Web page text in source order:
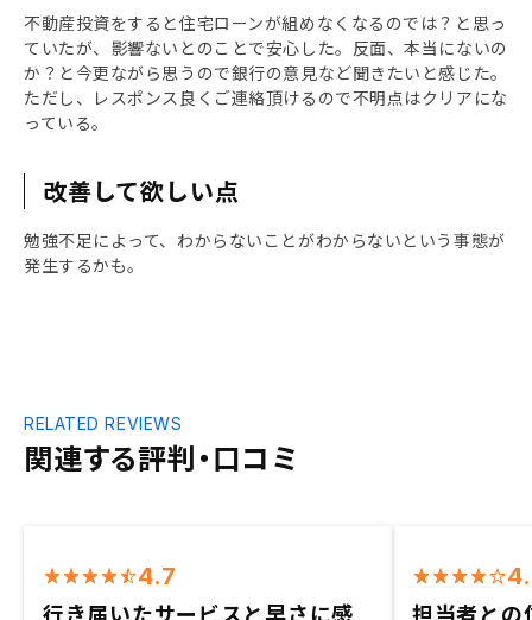
不動産投資をすると住宅ローンが組めなくなるのでは？と思っ
ていたが、影響ないとのことで安心した。反面、本当にないの
か？と今更ながら思うので銀行の意見など聞きたいと感じた。
ただし、レスポンス良くご連絡頂けるので不明点はクリアにな
っている。
改善して欲しい点
勉強不足によって、わからないことがわからないという事態が
発生するかも。
関連する評判・口コミ
RELATED REVIEWS
4.7
行き届いたサービスと早さに感
担当者との